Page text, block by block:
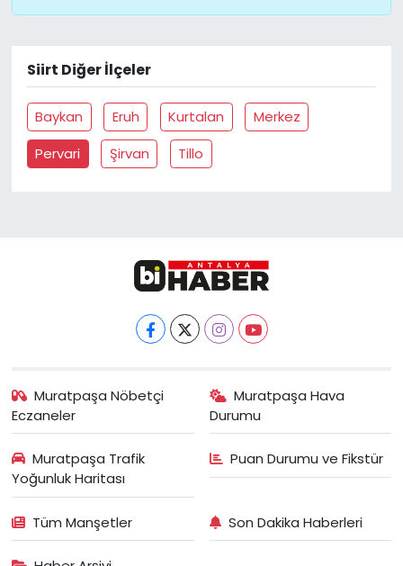
Siirt Diğer İlçeler
Baykan Eruh Kurtalan
Merkez
Pervari
Şirvan Tillo
Muratpaşa Nöbetçi
Eczaneler
Muratpaşa Hava
Durumu
Muratpaşa Trafik
Yoğunluk Haritası
Puan Durumu ve Fikstür
Tüm Manşetler Son Dakika Haberleri